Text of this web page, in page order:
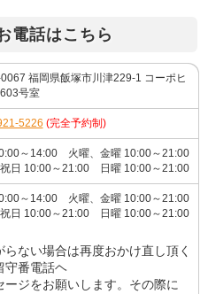
電話はこちら
福岡県飯塚市川津229-1 コーポヒ
号室
5226 (完全予約制)
～14:00 火曜、金曜 10:00～21:00
日 10:00～21:00 日曜 10:00～21:00
～14:00 火曜、金曜 10:00～21:00
日 10:00～21:00 日曜 10:00～21:00
らない場合は再度おかけ直し頂く
守番電話ヘ
ージをお願いします。その際に